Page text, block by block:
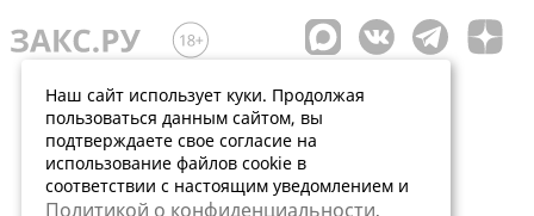
Наш сайт использует куки. Продолжая
пользоваться данным сайтом, вы
подтверждаете свое согласие на
использование файлов cookie в
соответствии с настоящим уведомлением и
Политикой о конфиденциальности.